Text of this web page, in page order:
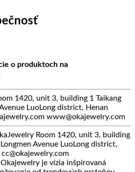
o produktoch na
1420, unit 3, building 1 Taikang
LuoLong district, Henan
www@okajewelry.com
Room 1420, unit 3, building
Avenue LuoLong district,
je vízia inšpirovaná